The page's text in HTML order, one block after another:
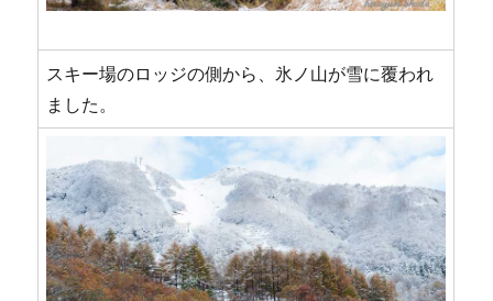
スキー場のロッジの側から、氷ノ山が雪に覆われ
ました。